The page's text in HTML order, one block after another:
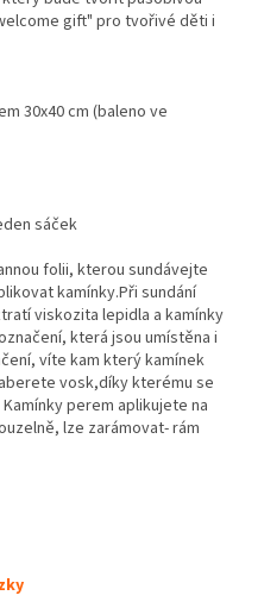
gift" pro tvořivé děti i
30x40 cm (baleno ve
sáček
folii, kterou sundávejte
kamínky.Při sundání
viskozita lepidla a kamínky
která jsou umístěna i
víte kam který kamínek
vosk,díky kterému se
perem aplikujete na
lze zarámovat- rám